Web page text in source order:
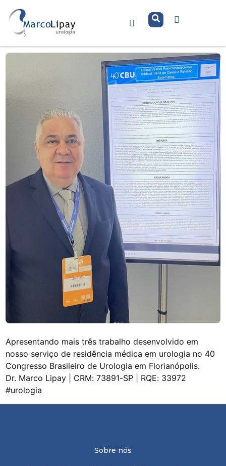
40 Congresso Brasileiro de Urologia
em Florianópolis
Apresentando mais três trabalho desenvolvido em
nosso serviço de residência médica em urologia no 40
Congresso Brasileiro de Urologia em Florianópolis.
Dr. Marco Lipay | CRM: 73891-SP | RQE: 33972
#urologia
Sobre nós